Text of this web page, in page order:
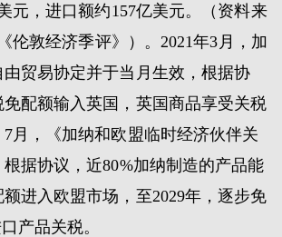
元，进口额约157亿美元。（资料来
伦敦经济季评》）。2021年3月，加
贸易协定并于当月生效，根据协
配额输入英国，英国商品享受关税
月，《加纳和欧盟临时经济伙伴关
据协议，近80%加纳制造的产品能
进入欧盟市场，至2029年，逐步免
产品关税。